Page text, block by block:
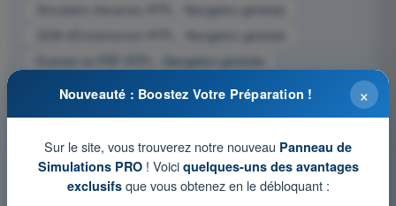
Simulation d'examen ATPL - Navigation générale
QCM d'Entraînement ATPL - Navigation générale
Examen en PDF ATPL - Navigation générale
×
Nouveauté : Boostez Votre Préparation !
Sur le site, vous trouverez notre nouveau Panneau de
Simulations PRO! Voici quelques-uns des avantages
exclusifsque vous obtenez en le débloquant :